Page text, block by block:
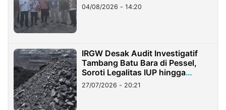
04/08/2026 - 14:20
IRGW Desak Audit Investigatif
Tambang Batu Bara di Pessel,
Soroti Legalitas IUP hingga
Stockpile
27/07/2026 - 20:21